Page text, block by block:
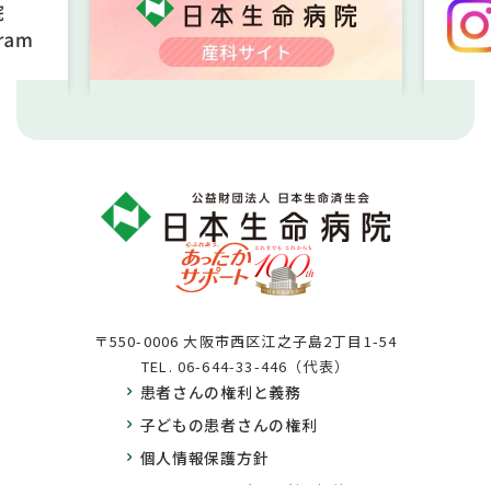
〒550-0006 大阪市西区江之子島2丁目1-54
TEL. 06-644-33-446（代表）
患者さんの権利と義務
子どもの患者さんの権利
個人情報保護方針